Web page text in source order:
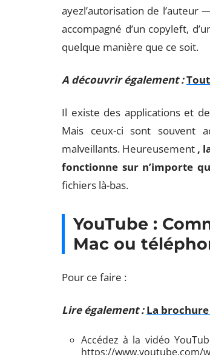
ayezl’autorisation de
accompagné d’un copyleft,
quelque manière que ce soit.
A découvrir également :
Il existe des applications et
Mais ceux-ci sont souvent
malveillants. Heureusement ,
fonctionne sur n’importe
fichiers là-bas.
YouTube :
Mac ou
Pour ce faire :
Lire également : La
Accédez à la vidéo
https://www.youtube.com/